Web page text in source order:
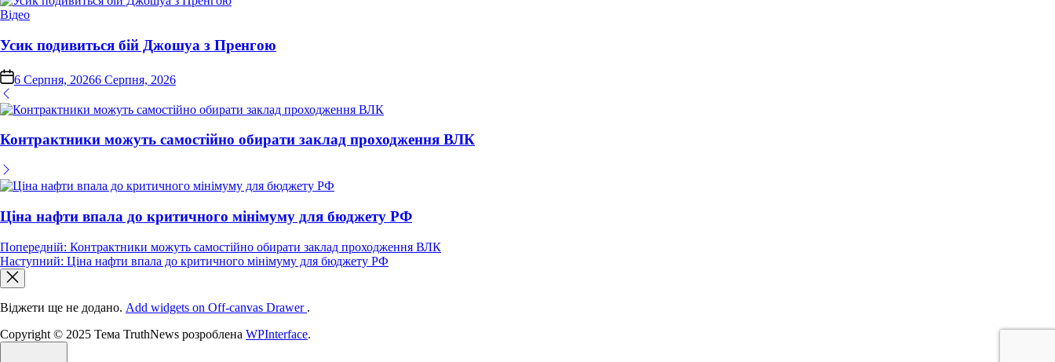
Опублікувати
Відео
Усик подивиться бій Джошуа з Пренгою
on6 Серпня, 20266 Серпня, 2026
Контрактники можуть самостійно обирати заклад проходження ВЛК
Ціна нафти впала до критичного мінімуму для бюджету РФ
Навігація
записів
Попередній: Контрактники можуть самостійно обирати заклад проходження ВЛК
Наступний: Ціна нафти впала до критичного мінімуму для бюджету РФ
Віджети ще не додано. Add widgets on Off-canvas Drawer .
Copyright © 2025 Тема TruthNews розроблена WPInterface.